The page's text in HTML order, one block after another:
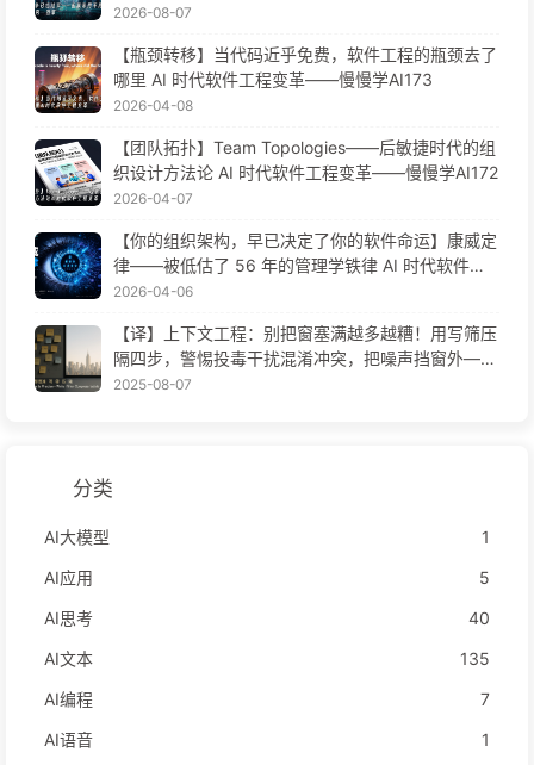
2026-08-07
【瓶颈转移】当代码近乎免费，软件工程的瓶颈去了
哪里 AI 时代软件工程变革——慢慢学AI173
2026-04-08
【团队拓扑】Team Topologies——后敏捷时代的组
织设计方法论 AI 时代软件工程变革——慢慢学AI172
2026-04-07
【你的组织架构，早已决定了你的软件命运】康威定
律——被低估了 56 年的管理学铁律 AI 时代软件工
程变革——慢慢学AI171
2026-04-06
【译】上下文工程：别把窗塞满越多越糟！用写筛压
隔四步，警惕投毒干扰混淆冲突，把噪声挡窗外——
慢慢学AI170
2025-08-07
分类
AI大模型
1
AI应用
5
AI思考
40
AI文本
135
AI编程
7
AI语音
1